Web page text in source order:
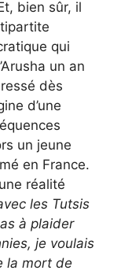
bien sûr, il
qui
un an
dès
d’une
un jeune
en France.
réalité
les Tutsis
à plaider
je voulais
la mort de